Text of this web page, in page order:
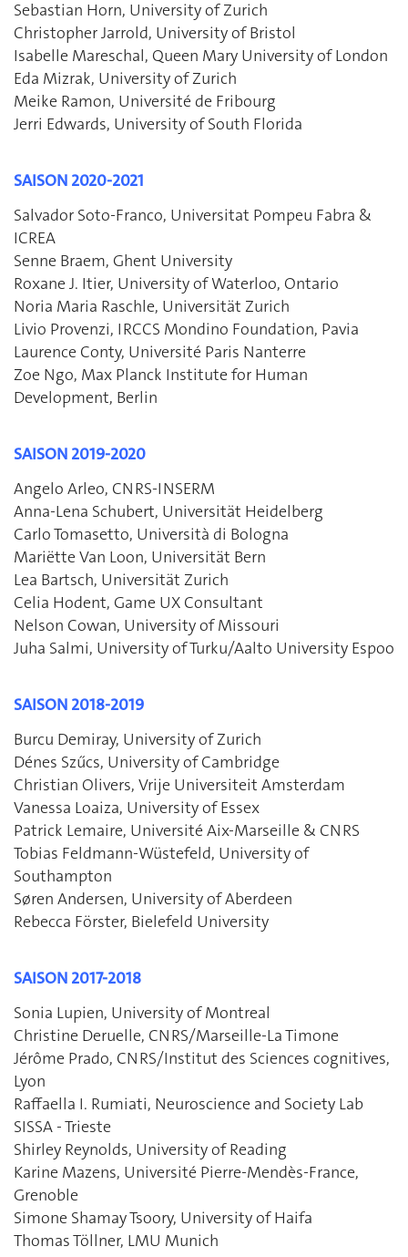
Sebastian Horn, University of Zurich
Christopher Jarrold, University of Bristol
Isabelle Mareschal, Queen Mary University of London
Eda Mizrak, University of Zurich
Meike Ramon, Université de Fribourg
Jerri Edwards, University of South Florida
SAISON 2020-2021
Salvador Soto-Franco, Universitat Pompeu Fabra &
ICREA
Senne Braem, Ghent University
Roxane J. Itier, University of Waterloo, Ontario
Noria Maria Raschle, Universität Zurich
Livio Provenzi, IRCCS Mondino Foundation, Pavia
Laurence Conty, Université Paris Nanterre
Zoe Ngo, Max Planck Institute for Human
Development, Berlin
SAISON 2019-2020
Angelo Arleo, CNRS-INSERM
Anna-Lena Schubert, Universität Heidelberg
Carlo Tomasetto, Università di Bologna
Mariëtte Van Loon, Universität Bern
Lea Bartsch, Universität Zurich
Celia Hodent, Game UX Consultant
Nelson Cowan, University of Missouri
Juha Salmi, University of Turku/Aalto University Espoo
SAISON 2018-2019
Burcu Demiray, University of Zurich
Dénes Szűcs, University of Cambridge
Christian Olivers, Vrije Universiteit Amsterdam
Vanessa Loaiza, University of Essex
Patrick Lemaire, Université Aix-Marseille & CNRS
Tobias Feldmann-Wüstefeld, University of
Southampton
Søren Andersen, University of Aberdeen
Rebecca Förster, Bielefeld University
SAISON 2017-2018
Sonia Lupien, University of Montreal
Christine Deruelle, CNRS/Marseille-La Timone
Jérôme Prado, CNRS/Institut des Sciences cognitives,
Lyon
Raffaella I. Rumiati, Neuroscience and Society Lab
SISSA - Trieste
Shirley Reynolds, University of Reading
Karine Mazens, Université Pierre-Mendès-France,
Grenoble
Simone Shamay Tsoory, University of Haifa
Thomas Töllner, LMU Munich